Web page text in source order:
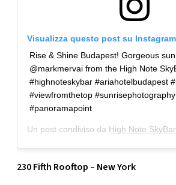
Visualizza questo post su Instagram
Rise & Shine Budapest! Gorgeous
@markmervai from the High Note
#highnoteskybar #ariahotelbudapest
#viewfromthetop #sunrisephotography
#panoramapoint
Un post condiviso da High Note SkyBar
230 Fifth Rooftop – New York